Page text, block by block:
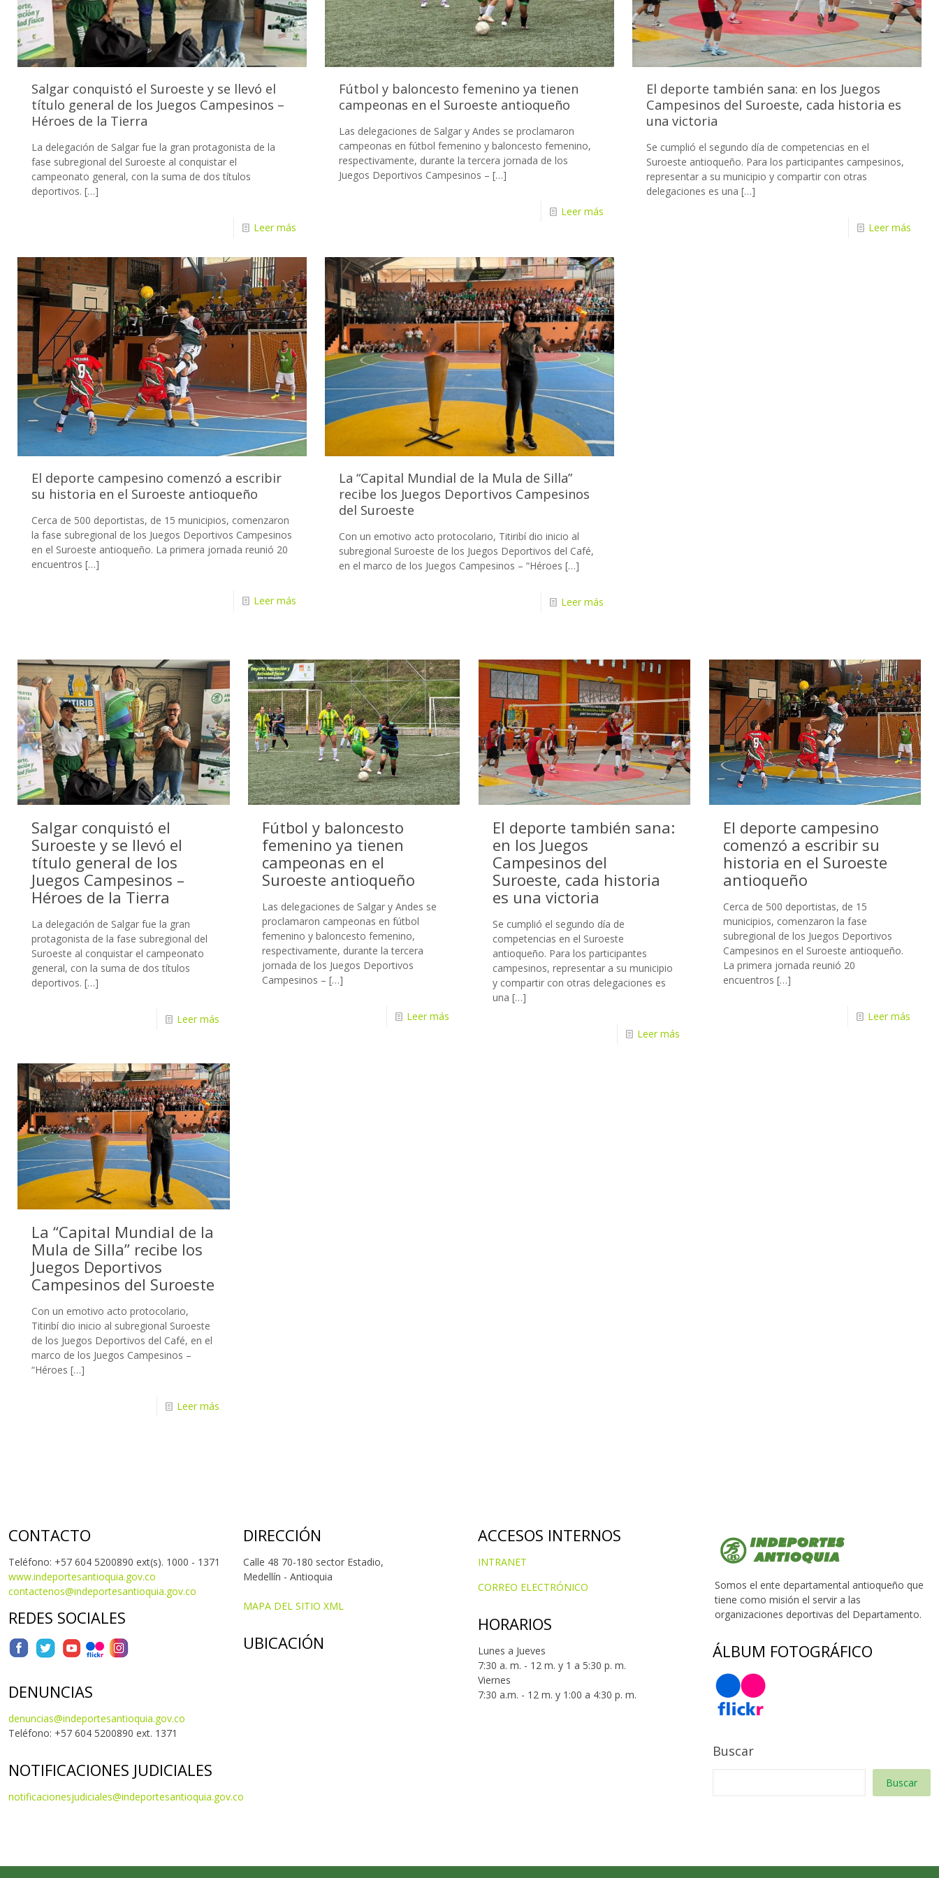
Salgar conquistó el Suroeste y se llevó el
título general de los Juegos Campesinos –
Héroes de la Tierra
La delegación de Salgar fue la gran protagonista de la
fase subregional del Suroeste al conquistar el
campeonato general, con la suma de dos títulos
deportivos. […]
Leer más
Fútbol y baloncesto femenino ya tienen
campeonas en el Suroeste antioqueño
Las delegaciones de Salgar y Andes se proclamaron
campeonas en fútbol femenino y baloncesto femenino,
respectivamente, durante la tercera jornada de los
Juegos Deportivos Campesinos – […]
Leer más
El deporte también sana: en los Juegos
Campesinos del Suroeste, cada historia es
una victoria
Se cumplió el segundo día de competencias en el
Suroeste antioqueño. Para los participantes campesinos,
representar a su municipio y compartir con otras
delegaciones es una […]
Leer más
El deporte campesino comenzó a escribir
su historia en el Suroeste antioqueño
Cerca de 500 deportistas, de 15 municipios, comenzaron
la fase subregional de los Juegos Deportivos Campesinos
en el Suroeste antioqueño. La primera jornada reunió 20
encuentros […]
Leer más
La “Capital Mundial de la Mula de Silla”
recibe los Juegos Deportivos Campesinos
del Suroeste
Con un emotivo acto protocolario, Titiribí dio inicio al
subregional Suroeste de los Juegos Deportivos del Café,
en el marco de los Juegos Campesinos – “Héroes […]
Leer más
Salgar conquistó el
Suroeste y se llevó el
título general de los
Juegos Campesinos –
Héroes de la Tierra
La delegación de Salgar fue la gran
protagonista de la fase subregional del
Suroeste al conquistar el campeonato
general, con la suma de dos títulos
deportivos. […]
Leer más
Fútbol y baloncesto
femenino ya tienen
campeonas en el
Suroeste antioqueño
Las delegaciones de Salgar y Andes se
proclamaron campeonas en fútbol
femenino y baloncesto femenino,
respectivamente, durante la tercera
jornada de los Juegos Deportivos
Campesinos – […]
Leer más
El deporte también sana:
en los Juegos
Campesinos del
Suroeste, cada historia
es una victoria
Se cumplió el segundo día de
competencias en el Suroeste
antioqueño. Para los participantes
campesinos, representar a su municipio
y compartir con otras delegaciones es
una […]
Leer más
El deporte campesino
comenzó a escribir su
historia en el Suroeste
antioqueño
Cerca de 500 deportistas, de 15
municipios, comenzaron la fase
subregional de los Juegos Deportivos
Campesinos en el Suroeste antioqueño.
La primera jornada reunió 20
encuentros […]
Leer más
La “Capital Mundial de la
Mula de Silla” recibe los
Juegos Deportivos
Campesinos del Suroeste
Con un emotivo acto protocolario,
Titiribí dio inicio al subregional Suroeste
de los Juegos Deportivos del Café, en el
marco de los Juegos Campesinos –
“Héroes […]
Leer más
CONTACTO
Teléfono: +57 604 5200890 ext(s). 1000 - 1371
www.indeportesantioquia.gov.co
contactenos@indeportesantioquia.gov.co
REDES SOCIALES
DENUNCIAS
denuncias@indeportesantioquia.gov.co
Teléfono: +57 604 5200890 ext. 1371
NOTIFICACIONES JUDICIALES
notificacionesjudiciales@indeportesantioquia.gov.co
DIRECCIÓN
Calle 48 70-180 sector Estadio,
Medellín - Antioquia
MAPA DEL SITIO XML
UBICACIÓN
ACCESOS INTERNOS
INTRANET
CORREO ELECTRÓNICO
HORARIOS
Lunes a Jueves
7:30 a. m. - 12 m. y 1 a 5:30 p. m.
Viernes
7:30 a.m. - 12 m. y 1:00 a 4:30 p. m.
Somos el ente departamental antioqueño que
tiene como misión el servir a las
organizaciones deportivas del Departamento.
ÁLBUM FOTOGRÁFICO
Buscar
Buscar